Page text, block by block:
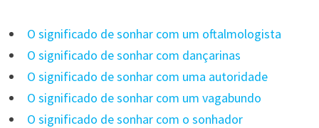
O significado de sonhar com um oftalmologista
O significado de sonhar com dançarinas
O significado de sonhar com uma autoridade
O significado de sonhar com um vagabundo
O significado de sonhar com o sonhador